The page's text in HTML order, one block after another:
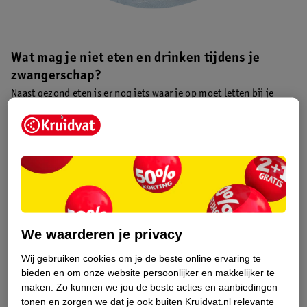
Wat mag je niet eten en drinken tijdens je
zwangerschap?
Naast gezond eten is er nog iets waar je op moet letten bij je
die niet goed zijn voor je kindje. Als je in verwachting bent, is
Rauw vlees
Rauwe en gerookte vis
Rauwe melk en zachte kaas
Alcohol
Koffie en andere cafeïnehoudende dranken
Bepaalde kruiden
We waarderen je privacy
Wij gebruiken cookies om je de beste online ervaring te
bieden en om onze website persoonlijker en makkelijker te
maken. Zo kunnen we jou de beste acties en aanbiedingen
tonen en zorgen we dat je ook buiten Kruidvat.nl relevante